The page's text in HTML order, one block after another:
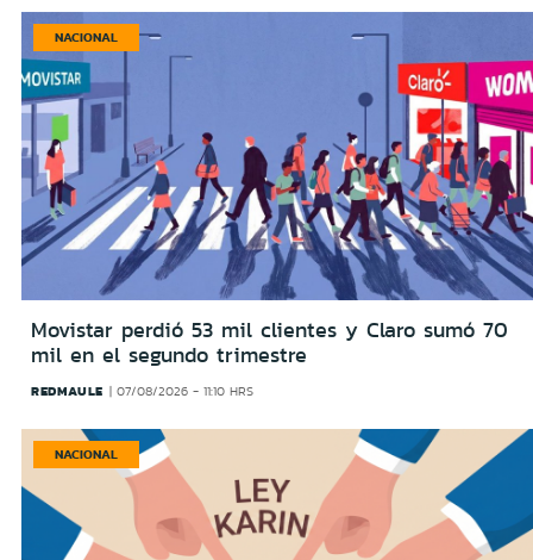
NACIONAL
Movistar perdió 53 mil clientes y Claro sumó 70
mil en el segundo trimestre
REDMAULE 07/08/2026 - 11:10 HRS
NACIONAL